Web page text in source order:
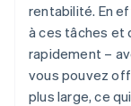
rentabilité. En
à ces tâches et
rapidement –
vous pouvez
plus large, ce